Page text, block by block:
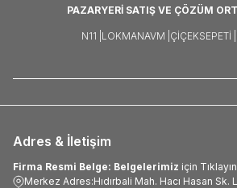
PAZARYERİ SATIŞ VE ÇÖZÜM
N11 | LOKMANAVM | ÇIÇEKSEPETI |
Adres & İletişim
Firma Resmi Belge: Belgelerimiz için
Merkez Adres:Hıdırbali Mah. Hacı Hasan Sk.